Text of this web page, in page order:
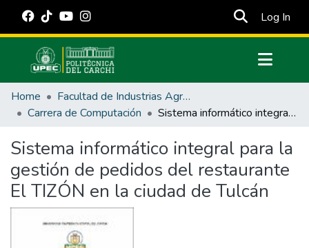
Log In
Communities & Collections
All of DSpace
Estadísticas Externas
Manuales
Home
Facultad de Industrias Agropecuarias y Ciencias Ambientales
Carrera de Computación
Sistema informático integral para la gestión de pedidos del restaurante El TIZÓN en la ciudad de Tulcán
Sistema informático integral para la
gestión de pedidos del restaurante
El TIZÓN en la ciudad de Tulcán